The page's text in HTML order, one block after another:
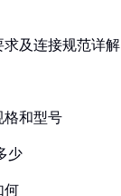
及连接规范详解
格和型号
少
何